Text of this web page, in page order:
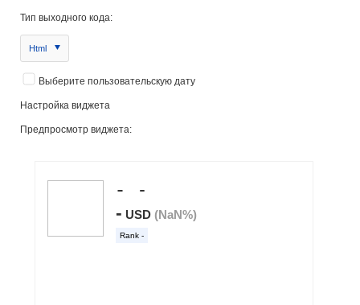
Тип выходного кода:
Html
Выберите пользовательскую дату
Настройка виджета
Предпросмотр виджета: